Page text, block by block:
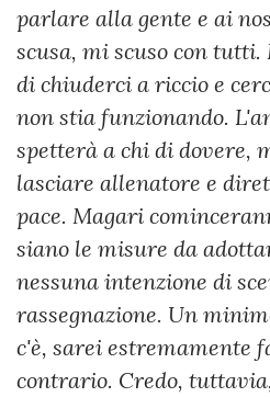
parlare alla gente e ai
scusa, mi scuso con
di chiuderci a riccio e
non stia funzionando.
spetterà a chi di dovere,
lasciare allenatore e
pace. Magari
siano le misure da
nessuna intenzione di
rassegnazione. Un
c'è, sarei estremamente
contrario. Credo,